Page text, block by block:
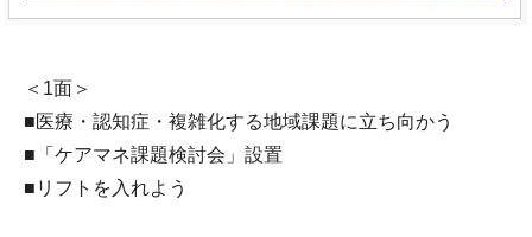
＜1面＞
■医療・認知症・複雑化する地域課題に立ち向かう
■「ケアマネ課題検討会」設置
■リフトを入れよう